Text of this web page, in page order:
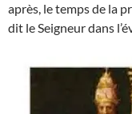
après, le temps de la
dit le Seigneur dans